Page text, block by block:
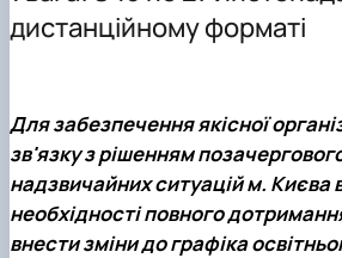
Основні напрями роботи
ННЛ біоеконометрики та
Інформація для магістрів
Практична підготовка
Науковий гурток “Цифрова
Науково-практичні конференції,
дистанційному форматі
Для забезпечення якісної
зв'язку з рішенням
надзвичайних ситуацій м.
необхідності повного
внести зміни до графіка